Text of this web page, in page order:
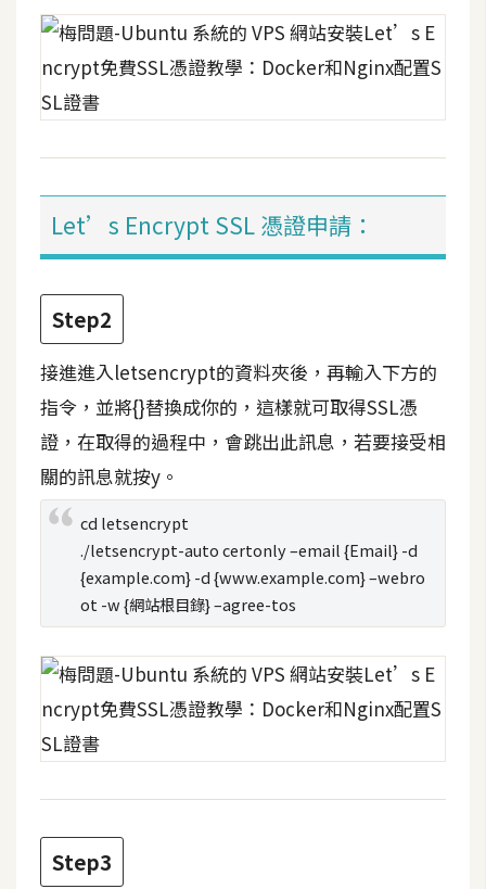
免
費
型
網
站
架
設
W
o
r
d
P
r
e
s
s
設
外
掛
作
電
商
Let’s Encrypt SSL 憑證申請：
Step2
接進進入letsencrypt的資料夾後，再輸入下方的
指令，並將{}替換成你的，這樣就可取得SSL憑
證，在取得的過程中，會跳出此訊息，若要接受相
關的訊息就按y。
cd letsencrypt
./letsencrypt-auto certonly –email {Email} -d
{example.com} -d {www.example.com} –webro
ot -w {網站根目錄} –agree-tos
Step3